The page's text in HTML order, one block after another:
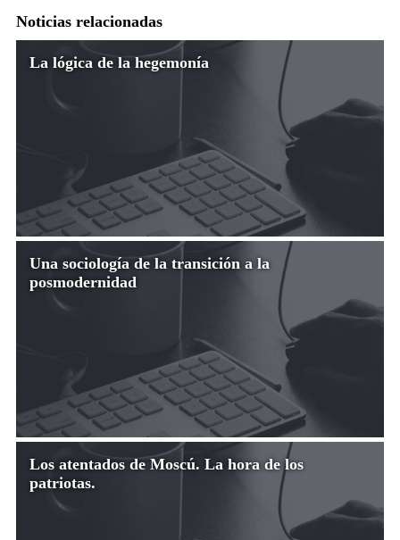
Noticias relacionadas
La lógica de la hegemonía
Una sociología de la transición a la
posmodernidad
Los atentados de Moscú. La hora de los
patriotas.